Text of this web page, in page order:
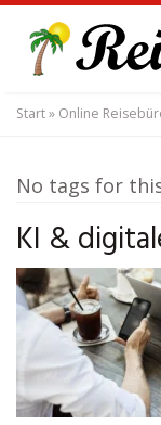
main
content
Start» Online
No tags for
KI &